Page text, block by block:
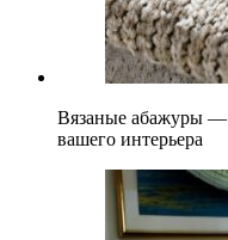
Вязаные абажуры —
вашего интерьера